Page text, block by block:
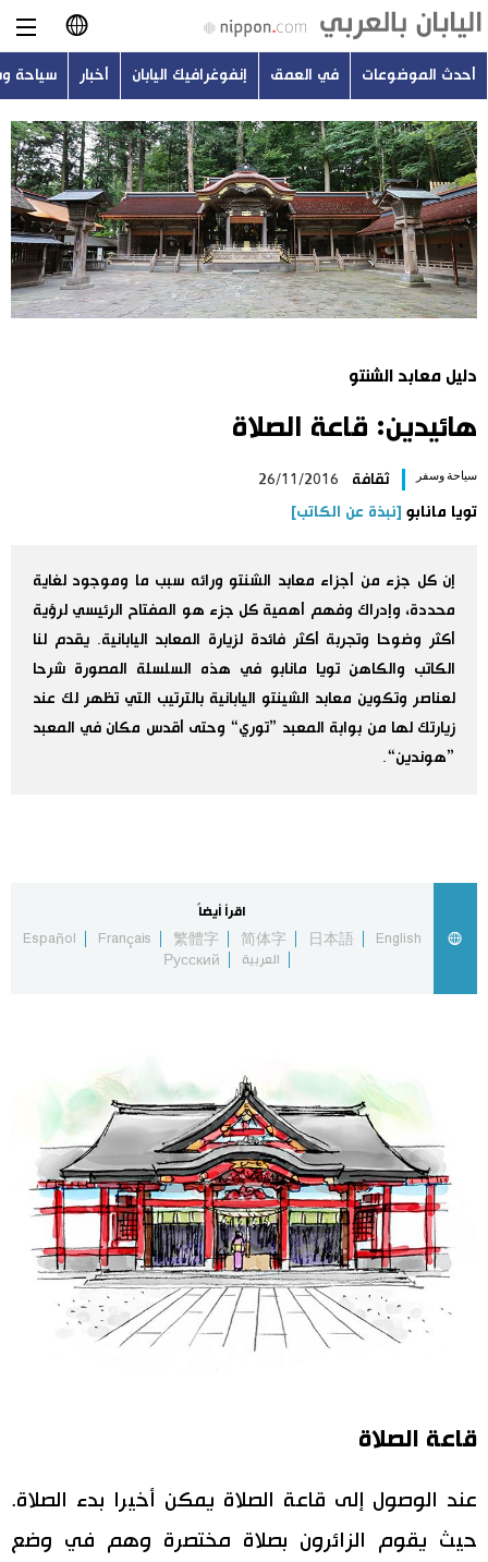
日本語
English
简体字
繁體字
Français
أحدث الموضوعات
في العمق
اليابان في فيديو
مانغا وأنيمي
علوم وتكنولوجيا
الأقسام
ثقافة
لايف ستايل
طوكيو
أحدث الموضوعات في العمق إنفوغرافيك اليابان أخبار سياحة
دليل معابد الشنتو
هائيدين: قاعة الصلاة
سياحة وسفر ثقافة
26/11/2016
تويا مانابو [نبذة عن الكاتب]
إن كل جزء من أجزاء معابد الشنتو ورائه سبب ما وموجود لغاية
محددة، وإدراك وفهم أهمية كل جزء هو المفتاح الرئيسي لرؤية
أكثر وضوحا وتجربة أكثر فائدة لزيارة المعابد اليابانية. يقدم لنا
الكاتب والكاهن تويا مانابو في هذه السلسلة المصورة شرحا
لعناصر وتكوين معابد الشينتو اليابانية بالترتيب التي تظهر لك عند
زيارتك لها من بوابة المعبد ”توري“ وحتى أقدس مكان في المعبد
”هوندين“.
اقرأ أيضاً
English
日本語
简体字
繁體字
Français
Español
العربية
Русский
قاعة الصلاة
عند الوصول إلى قاعة الصلاة يمكن أخيرا بدء الصلاة.
حيث يقوم الزائرون بصلاة مختصرة وهم في وضع